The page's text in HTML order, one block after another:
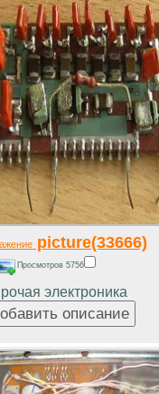
picture(33666)
Просмотров 5756
электроника